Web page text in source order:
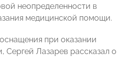
неопределенности в
медицинской помощи.
при оказании
Лазарев рассказал о